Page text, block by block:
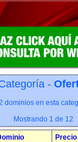
-
dominios en esta
Mostrando 1 de 12
Precio